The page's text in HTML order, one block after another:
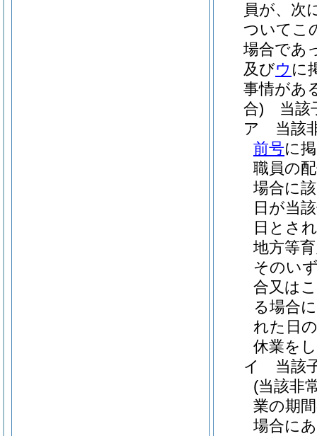
員が、次
ついてこ
場合であ
及びウ に
事情があ
合) 当該
ア
当該
前号に
職員の
場合に
日が当
日とさ
地方等
そのい
合又は
る場合
れた日
休業を
イ
当該
(当該非
業の期
場合に